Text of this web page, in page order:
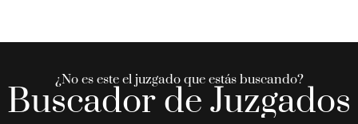
¿No es este el juzgado que estás buscando?
Buscador de Juzgados